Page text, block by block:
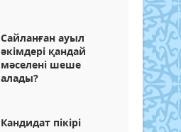
Сайланған ауыл
әкімдері қандай
мәселені шеше
алады?
Кандидат пікірі